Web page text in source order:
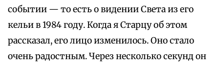
событии — то есть о видении Света из его
кельи в 1984 году. Когда я Старцу об этом
рассказал, его лицо изменилось. Оно стало
очень радостным. Через несколько секунд он